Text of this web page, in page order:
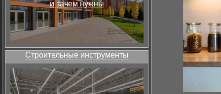
и зачем нужны
Строительные инструменты